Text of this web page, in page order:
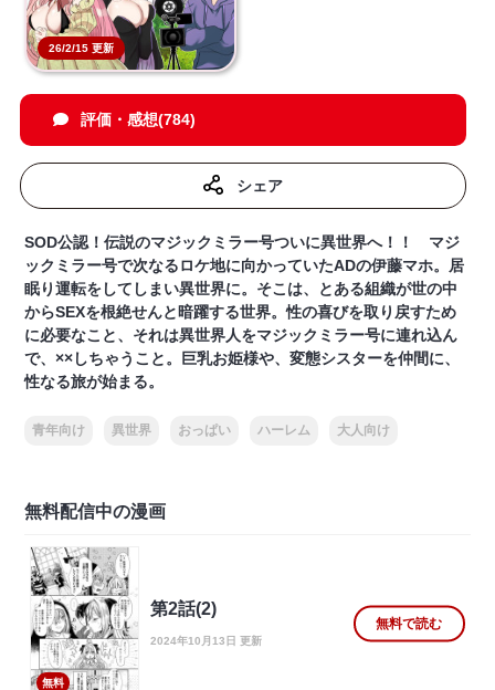
26/2/15 更新
評価・感想(784)
シェア
SOD公認！伝説のマジックミラー号ついに異世界へ！！ マジ
ックミラー号で次なるロケ地に向かっていたADの伊藤マホ。居
眠り運転をしてしまい異世界に。そこは、とある組織が世の中
からSEXを根絶せんと暗躍する世界。性の喜びを取り戻すため
に必要なこと、それは異世界人をマジックミラー号に連れ込ん
で、××しちゃうこと。巨乳お姫様や、変態シスターを仲間に、
性なる旅が始まる。
青年向け 異世界 おっぱい ハーレム 大人向け
無料配信中の漫画
無料
第2話(2)
2024年10月13日 更新
無料で読む